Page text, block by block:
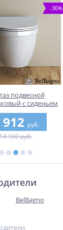
-30%
подвесной
с сиденьем
ЛОТОС (LOTO)
SC
912 руб.
14 160 руб.
BelBagno